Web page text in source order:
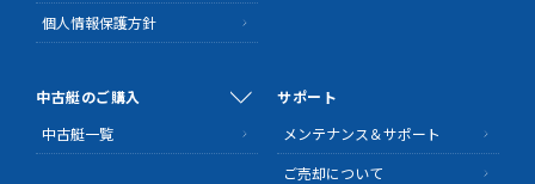
個人情報保護方針
中古艇のご購入
中古艇一覧
サポート
メンテナンス＆サポート
ご売却について